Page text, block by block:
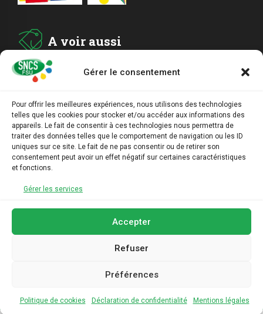
Gérer le consentement
Pour offrir les meilleures expériences, nous utilisons des technologies
telles que les cookies pour stocker et/ou accéder aux informations des
appareils. Le fait de consentir à ces technologies nous permettra de
traiter des données telles que le comportement de navigation ou les ID
uniques sur ce site. Le fait de ne pas consentir ou de retirer son
consentement peut avoir un effet négatif sur certaines caractéristiques
et fonctions.
Gérer les services
Accepter
Refuser
Préférences
Politique de cookies Déclaration de confidentialité Mentions légales
A voir aussi
ADHESION
ARCHIVES
AGENDA